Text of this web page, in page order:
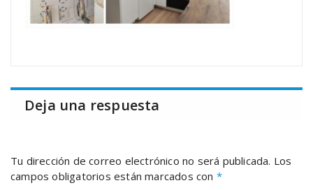
Deja una respuesta
Tu dirección de correo electrónico no será publicada. Los
campos obligatorios están marcados con *